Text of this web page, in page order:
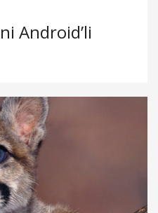
Android’li